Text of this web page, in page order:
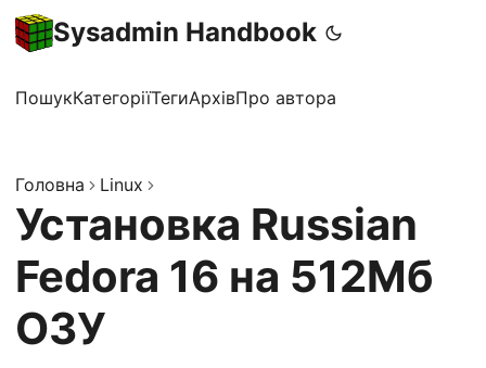
Sysadmin Handbook
ПошукКатегоріїТегиАрхівПро автора
Головна Linux
Установка Russian
Fedora 16 на 512Мб
ОЗУ